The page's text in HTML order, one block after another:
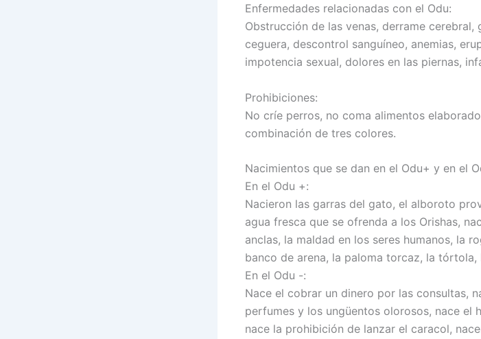
Enfermedades relacionadas con el Odu:
Obstrucción de las venas, derrame cerebral,
ceguera, descontrol sanguíneo, anemias,
impotencia sexual, dolores en las piernas,
Prohibiciones:
No críe perros, no coma alimentos
combinación de tres colores.
Nacimientos que se dan en el Odu+ y en el
En el Odu +:
Nacieron las garras del gato, el alboroto
agua fresca que se ofrenda a los Orishas,
anclas, la maldad en los seres humanos, la
banco de arena, la paloma torcaz, la tórtola,
En el Odu -:
Nace el cobrar un dinero por las consultas,
perfumes y los ungüentos olorosos, nace el
nace la prohibición de lanzar el caracol,